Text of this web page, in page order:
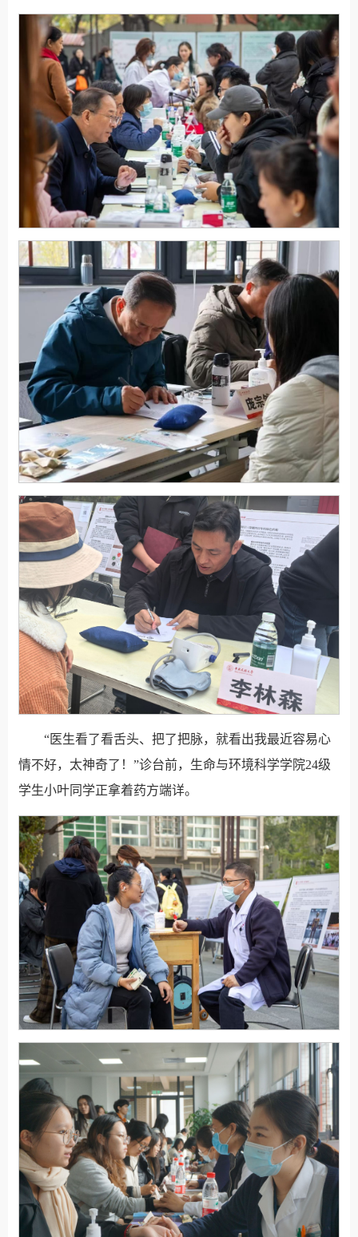
“医生看了看舌头、把了把脉，就看出我最近容易心
情不好，太神奇了！”诊台前，生命与环境科学学院24级
学生小叶同学正拿着药方端详。